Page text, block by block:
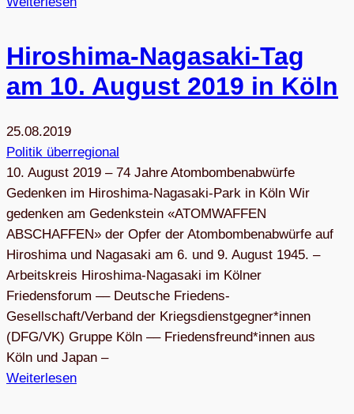
Hiro­shima-Naga­saki-Tag
am 10. August 2019 in Köln
25.08.2019
Politik überregional
10. August 2019 – 74 Jahre Atombombenabwürfe
Gedenken im ­Hiroshima-­Nagasaki-Park in Köln Wir
gedenken am Gedenkstein «ATOMWAFFEN
ABSCHAFFEN» der Opfer der Atombombenabwürfe auf
Hiroshima und Nagasaki am 6. und 9. August 1945. –
Arbeitskreis Hiroshima-Nagasaki im Kölner
Friedensforum –– Deutsche Friedens-
Gesellschaft/Verband der Kriegsdienstgegner*innen
(DFG/VK) Gruppe Köln –– Friedensfreund*innen aus
Köln und Japan –
Weiterlesen